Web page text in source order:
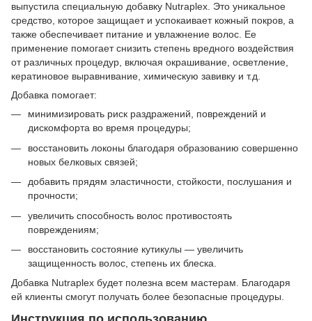
выпустила специальную добавку Nutraplex. Это уникальное
средство, которое защищает и успокаивает кожный покров, а
также обеспечивает питание и увлажнение волос. Ее
применение помогает снизить степень вредного воздействия
от различных процедур, включая окрашивание, осветление,
кератиновое выравнивание, химическую завивку и т.д.
Добавка помогает:
минимизировать риск раздражений, повреждений и
дискомфорта во время процедуры;
восстановить локоны благодаря образованию совершенно
новых белковых связей;
добавить прядям эластичности, стойкости, послушания и
прочности;
увеличить способность волос противостоять
повреждениям;
восстановить состояние кутикулы — увеличить
защищенность волос, степень их блеска.
Добавка Nutraplex будет полезна всем мастерам. Благодаря
ей клиенты смогут получать более безопасные процедуры.